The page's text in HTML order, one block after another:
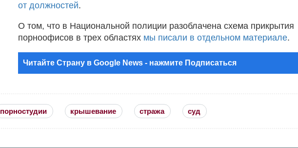
от должностей.
О том, что в Национальной полиции разоблачена схема прикрытия
порноофисов в трех областях мы писали в отдельном материале.
Читайте Страну в Google News - нажмите Подписаться
порностудии крышевание стража суд